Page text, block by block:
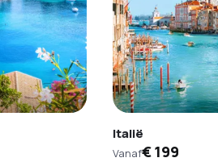
Italië
Vanaf€ 199